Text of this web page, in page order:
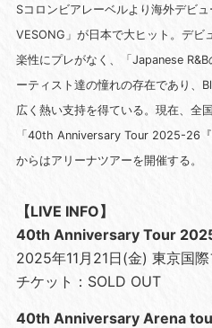
Sコロンビアレーベルより海外デビ
VESONG」が日本で大ヒット。デビ
楽性にプレがなく、「Japanese
ーティスト達の憧れの存在であり、
広く熱い支持を得ている。現在、全
「40th Anniversary Tour 2025-26
からはアリーナツアーを開催する。
【LIVE INFO】
40th Anniversary Tour
2025年11月21日(金) 東京国
チケット：SOLD OUT
40th Anniversary Arena